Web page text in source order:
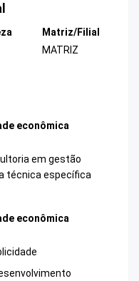
Matriz/Filial
MATRIZ
econômica
em gestão
técnica específica
econômica